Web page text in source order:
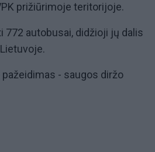
prižiūrimoje teritorijoje.
772 autobusai, didžioji jų dalis
- saugos diržo